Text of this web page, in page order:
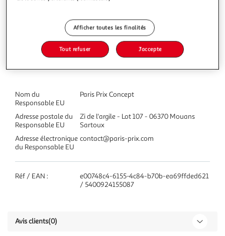
Caractéristiques
Nom du
Responsable EU
Paris Prix Concept
Adresse postale du
Responsable EU
Zi de l'argile - Lot 107 - 06370 Mouans
Sartoux
Adresse électronique
du Responsable EU
contact@paris-prix.com
Réf / EAN :
e00748c4-6155-4c84-b70b-ea69ffded621
/ 5400924155087
Avis clients(0)
Afficher toutes les finalités
Tout refuser J'accepte